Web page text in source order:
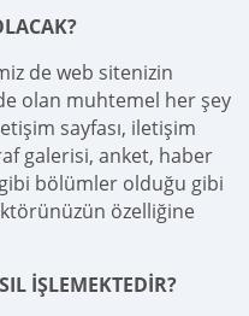
de web sitenizin
olan muhtemel her şey
sayfası, iletişim
galerisi, anket, haber
bölümler olduğu gibi
özelliğine
İŞLEMEKTEDİR?